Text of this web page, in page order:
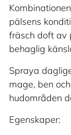
pälsens
fräsch doft av
behaglig
Spraya
mage, ben
hudområden
Egenskaper: